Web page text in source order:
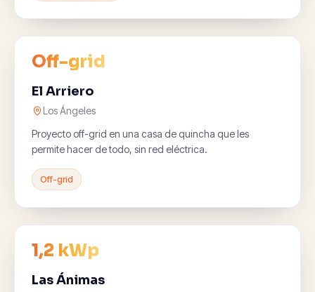
Off-grid
El Arriero
Los Ángeles
Proyecto off-grid en una casa de quincha que les
permite hacer de todo, sin red eléctrica.
Off-grid
1,2 kWp
Las Ánimas